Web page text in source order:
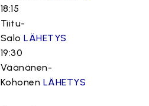
18:15
Tiitu-
SaloLÄHETYS
19:30
Väänänen-
Kohonen LÄHETYS